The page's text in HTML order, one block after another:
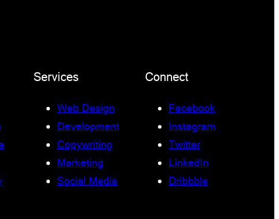
Services
Web Design
Development
Copywriting
Marketing
Social Media
Connect
Facebook
Instagram
Twitter
LinkedIn
Dribbble